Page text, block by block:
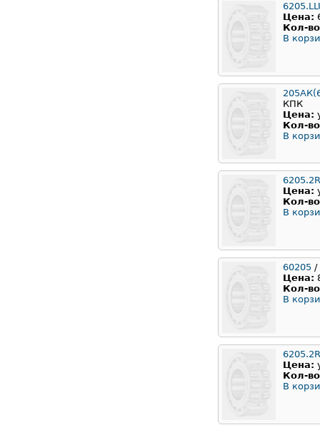
Цена:
Кол-
В
КПК
Цена:
Кол-
В
Цена:
Кол-
В
60205 /
Цена:
Кол-
В
Цена:
Кол-
В